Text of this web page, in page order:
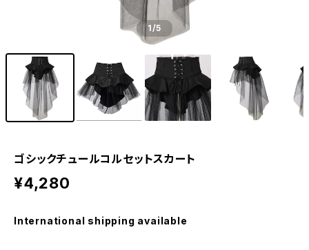
1/5
ゴシックチュールコルセットスカート
¥4,280
International shipping available